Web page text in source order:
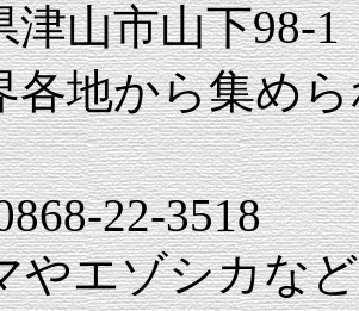
山市山下98-1
地から集めら
22-3518
やエゾシカな